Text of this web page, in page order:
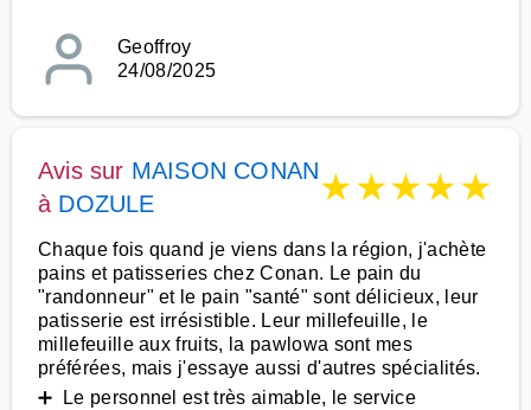
Geoffroy
24/08/2025
Avis sur MAISON CONAN
à DOZULE ★★★★★
Chaque fois quand je viens dans la région, j'achète
pains et patisseries chez Conan. Le pain du
"randonneur" et le pain "santé" sont délicieux, leur
patisserie est irrésistible. Leur millefeuille, le
millefeuille aux fruits, la pawlowa sont mes
préférées, mais j'essaye aussi d'autres spécialités.
➕ Le personnel est très aimable, le service